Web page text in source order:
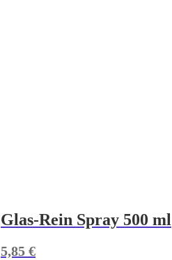
Glas-Rein Spray 500 ml
5,85€